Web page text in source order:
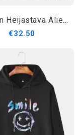
Miesten Heijastava Alien Print Rento Kiristysnyörillinen Neulehuppari
€32.50